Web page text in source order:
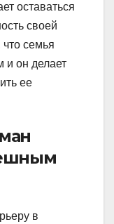
оставаться
своей
семья
и он делает
ее
в